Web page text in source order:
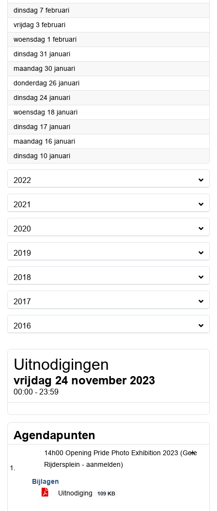
dinsdag 7 februari2023
vrijdag 3 februari2023
woensdag 1 februari2023
dinsdag 31 januari2023
maandag 30 januari2023
donderdag 26 januari2023
dinsdag 24 januari2023
woensdag 18 januari2023
dinsdag 17 januari2023
maandag 16 januari2023
dinsdag 10 januari2023
2022
2021
2020
2019
2018
2017
2016
Uitnodigingen
vrijdag 24 november 2023
00:00 - 23:59
Agendapunten
14h00 Opening Pride Photo Exhibition 2023 (Gele
Rijdersplein - aanmelden)
Bijlagen
Uitnodiging
109 KB